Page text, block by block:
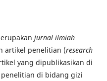
jurnal ilmiah
artikel penelitian (research
yang dipublikasikan di
di bidang gizi